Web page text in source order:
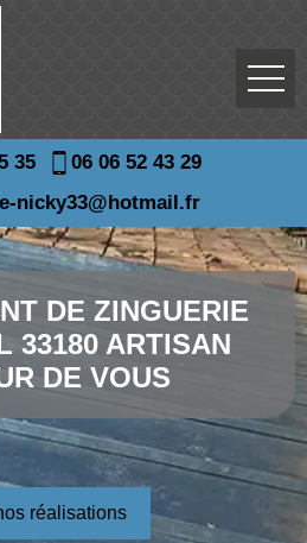
35
06 06 52 43 29
nicky33@hotmail.fr
DE ZINGUERIE
33180 ARTISAN
DE VOUS
réalisations